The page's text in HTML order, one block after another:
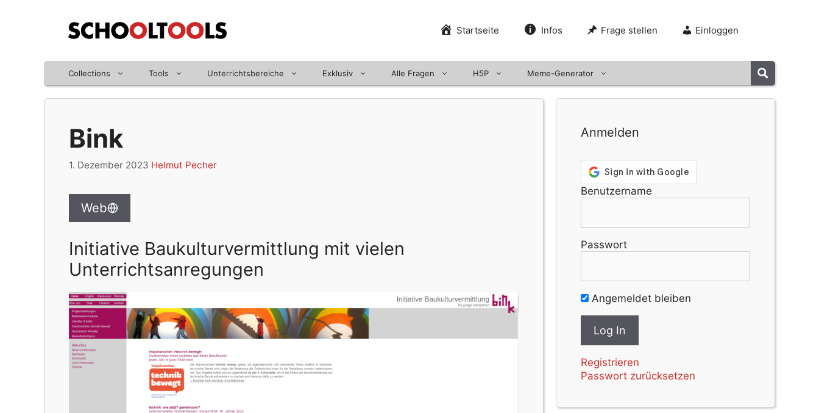
Startseite Infos Frage stellen Einloggen
Collections Tools Unterrichtsbereiche Exklusiv Alle Fragen H5P Meme-Generator
Bink
1. Dezember 2023 Helmut Pecher
Web
Initiative Baukulturvermittlung mit vielen
Unterrichtsanregungen
Anmelden
Benutzername
Passwort
Angemeldet bleiben
Registrieren
Passwort zurücksetzen